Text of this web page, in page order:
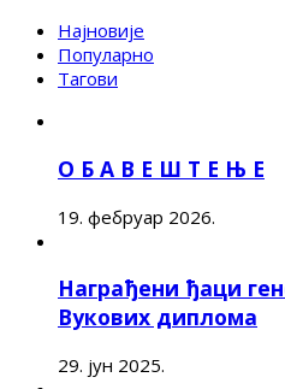
Најновије
Популарно
Тагови
О Б А В Е Ш Т Е Њ Е
19. фебруар 2026.
Награђени ђаци
Вукових диплома
29. јун 2025.